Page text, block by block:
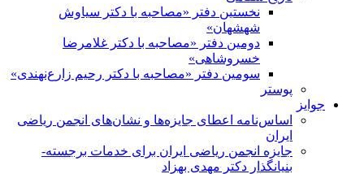
نخستین دفتر «مصاحبه با دکتر سیاوش
شهشهان»
دومین دفتر «مصاحبه با دکتر غلامرضا
خسروشاهی»
سومین دفتر «مصاحبه با دکتر رحیم زارع‌نهندی»
پوستر
جوایز
اساس‌نامه اعطای جایزه‌ها و نشان‌های انجمن ریاضی
ایران
جایزه انجمن ریاضی ایران برای خدمات برجسته-
بنیانگذار دکتر مهدی بهزاد